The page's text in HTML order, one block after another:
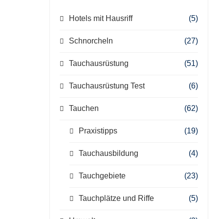
Hotels mit Hausriff (5)
Schnorcheln (27)
Tauchausrüstung (51)
Tauchausrüstung Test (6)
Tauchen (62)
Praxistipps (19)
Tauchausbildung (4)
Tauchgebiete (23)
Tauchplätze und Riffe (5)